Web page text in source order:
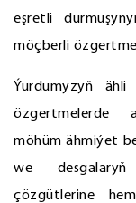
eşretli
möçberli
Ýurdumyzyň
özgertmelerde
möhüm ähmiýet
we desgalaryň
çözgütlerine